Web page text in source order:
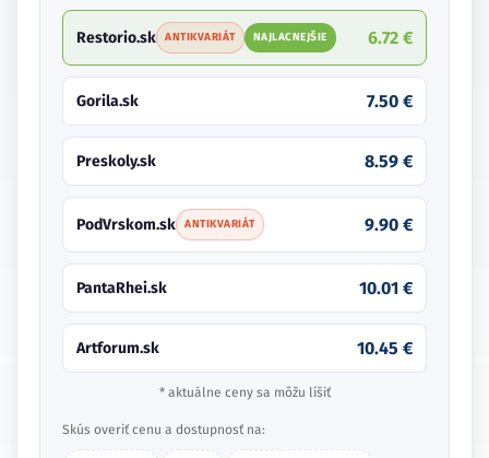
Restorio.sk ANTIKVARIÁT NAJLACNEJŠIE 6.72 €
Gorila.sk 7.50 €
Preskoly.sk 8.59 €
PodVrskom.sk ANTIKVARIÁT 9.90 €
PantaRhei.sk 10.01 €
Artforum.sk 10.45 €
* aktuálne ceny sa môžu líšiť
Skús overiť cenu a dostupnosť na: